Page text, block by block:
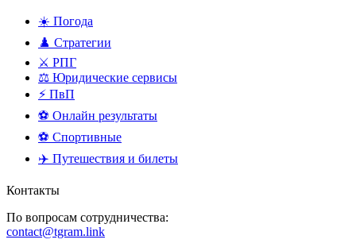
☀️ Погода
♟️ Стратегии
⚔️ РПГ
⚖️ Юридические сервисы
⚡ ПвП
⚽ Онлайн результаты
⚽ Спортивные
✈️ Путешествия и билеты
Контакты
По вопросам сотрудничества:
contact@tgram.link